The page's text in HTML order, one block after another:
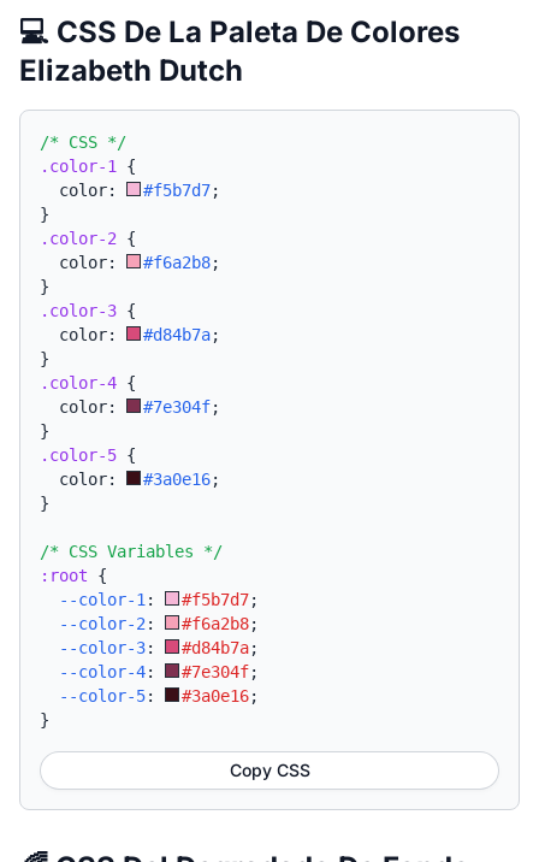
💻 CSS De La Paleta De Colores
Elizabeth Dutch
/* CSS */
.color-1
{
  color:
#f5b7d7;
}
.color-2 {
  color:
#f6a2b8;
}
.color-3 {
  color:
#d84b7a;
}
.color-4 {
  color:
#7e304f;
}
.color-5 {
  color:
#3a0e16;
}
/* CSS Variables */
:root {
--color-1 : #f5b7d7;
--color-2 : #f6a2b8;
--color-3: #d84b7a;
--color-4: #7e304f;
--color-5: #3a0e16;
}
Copy CSS